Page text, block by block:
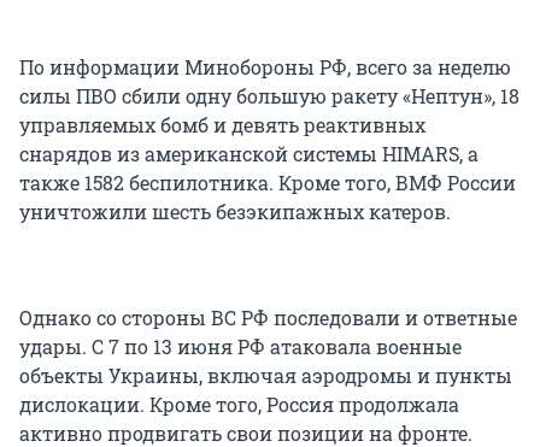
По информации Минобороны РФ, всего за неделю
силы ПВО сбили одну большую ракету «Нептун», 18
управляемых бомб и девять реактивных
снарядов из американской системы HIMARS, а
также 1582 беспилотника. Кроме того, ВМФ России
уничтожили шесть безэкипажных катеров.
Однако со стороны ВС РФ последовали и ответные
удары. С 7 по 13 июня РФ атаковала военные
объекты Украины, включая аэродромы и пункты
дислокации. Кроме того, Россия продолжала
активно продвигать свои позиции на фронте.